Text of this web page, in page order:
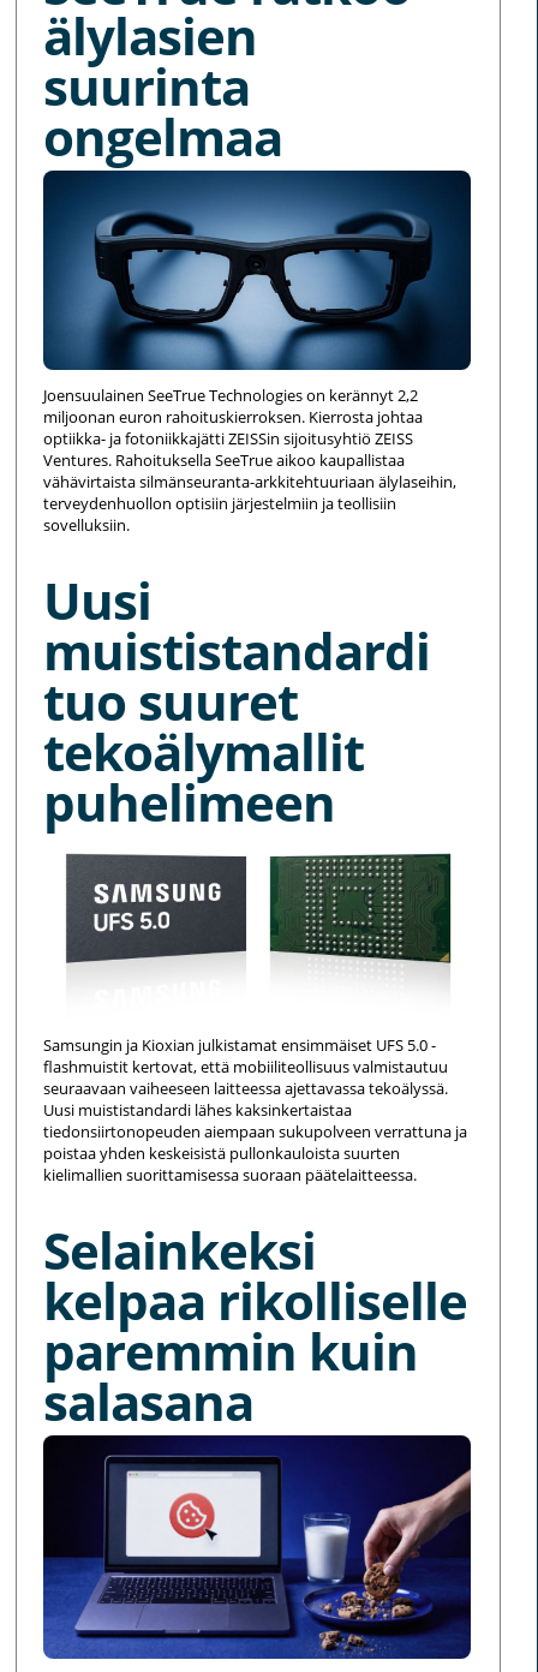
älylasien
suurinta
ongelmaa
Joensuulainen SeeTrue Technologies on kerännyt 2,2
miljoonan euron rahoituskierroksen. Kierrosta johtaa
optiikka- ja fotoniikkajätti ZEISSin sijoitusyhtiö ZEISS
Ventures. Rahoituksella SeeTrue aikoo kaupallistaa
vähävirtaista silmänseuranta-arkkitehtuuriaan älylaseihin,
terveydenhuollon optisiin järjestelmiin ja teollisiin
sovelluksiin.
Uusi
muististandardi
tuo suuret
tekoälymallit
puhelimeen
Samsungin ja Kioxian julkistamat ensimmäiset UFS 5.0 -
flashmuistit kertovat, että mobiiliteollisuus valmistautuu
seuraavaan vaiheeseen laitteessa ajettavassa tekoälyssä.
Uusi muististandardi lähes kaksinkertaistaa
tiedonsiirtonopeuden aiempaan sukupolveen verrattuna ja
poistaa yhden keskeisistä pullonkauloista suurten
kielimallien suorittamisessa suoraan päätelaitteessa.
Selainkeksi
kelpaa rikolliselle
paremmin kuin
salasana